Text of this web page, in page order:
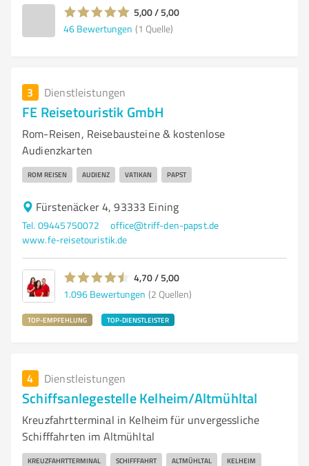
5,00 / 5,00
46 Bewertungen (1 Quelle)
3 Dienstleistungen
FE Reisetouristik GmbH
Rom-Reisen, Reisebausteine & kostenlose
Audienzkarten
ROM REISEN AUDIENZ VATIKAN PAPST
Fürstenäcker 4, 93333 Eining
Tel. 09445750072
office@triff-den-papst.de
www.fe-reisetouristik.de
4,70 / 5,00
1.096 Bewertungen (2 Quellen)
TOP-EMPFEHLUNG TOP-DIENSTLEISTER
4 Dienstleistungen
Schiffsanlegestelle Kelheim/Altmühltal
Kreuzfahrtterminal in Kelheim für unvergessliche
Schifffahrten im Altmühltal
KREUZFAHRTTERMINAL SCHIFFFAHRT ALTMÜHLTAL KELHEIM